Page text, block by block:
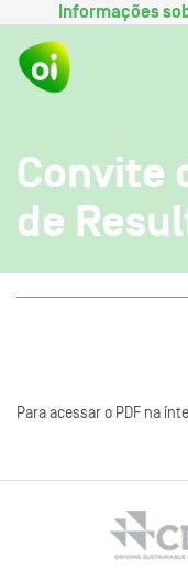
Informações
Convite
de
Para acessar o PDF na